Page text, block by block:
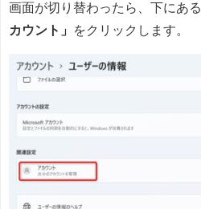
画面が切り替わったら、下にある
カウント」
をクリックします。